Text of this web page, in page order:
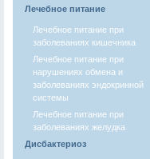
Лечебное питание
Лечебное питание при
заболеваниях кишечника
Лечебное питание при
нарушениях обмена и
заболеваниях эндокринной
системы
Лечебное питание при
заболеваниях желудка
Дисбактериоз